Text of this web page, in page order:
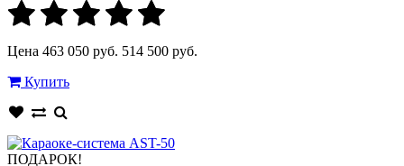
Цена 463 050 руб. 514 500 руб.
Купить
ПОДАРОК!